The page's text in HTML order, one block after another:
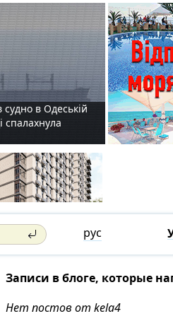
судно в Одеській
спалахнула
рус
Записи в блоге, которые
Нет постов от kela4